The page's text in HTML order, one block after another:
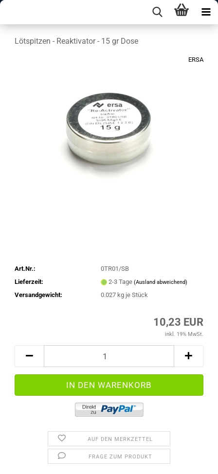
Lötspitzen - Reaktivator - 15 gr Dose
ERSA
Art.Nr.:
0TR01/SB
Lieferzeit:
2-3 Tage (Ausland abweichend)
Versandgewicht: 0.027kg je Stück
10,23 EUR
inkl. 19% MwSt.
AUF DEN MERKZETTEL
FRAGE ZUM PRODUKT